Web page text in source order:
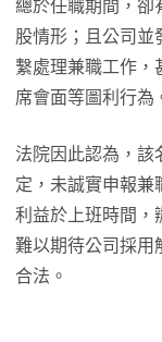
總於任職期間，卻
股情形；且公司並
繫處理兼職工作，
席會面等圖利行為
法院因此認為，該
定，未誠實申報兼
利益於上班時間，
難以期待公司採用
合法。